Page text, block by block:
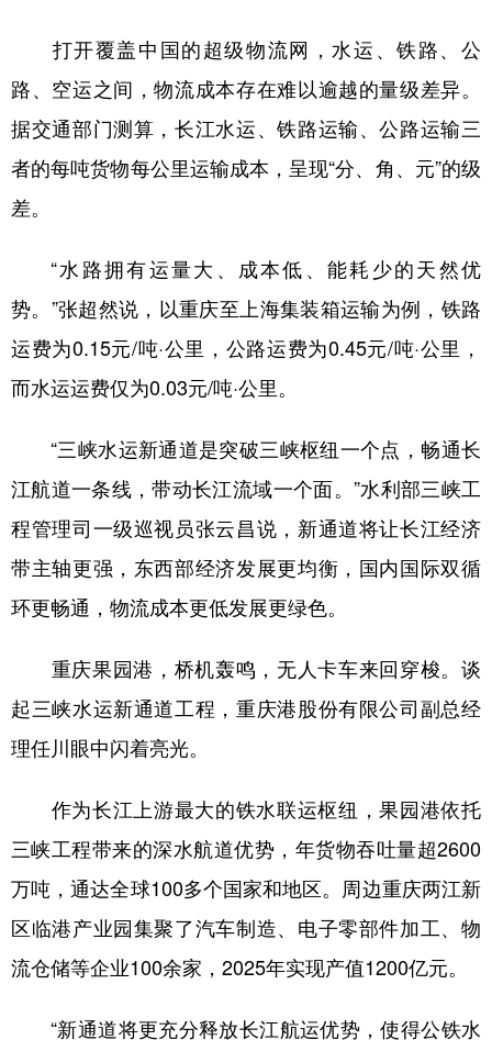
打开覆盖中国的超级物流网，水运、铁路、公
路、空运之间，物流成本存在难以逾越的量级差异。
据交通部门测算，长江水运、铁路运输、公路运输三
者的每吨货物每公里运输成本，呈现“分、角、元”的级
差。
“水路拥有运量大、成本低、能耗少的天然优
势。”张超然说，以重庆至上海集装箱运输为例，铁路
运费为0.15元/吨·公里，公路运费为0.45元/吨·公里，
而水运运费仅为0.03元/吨·公里。
“三峡水运新通道是突破三峡枢纽一个点，畅通长
江航道一条线，带动长江流域一个面。”水利部三峡工
程管理司一级巡视员张云昌说，新通道将让长江经济
带主轴更强，东西部经济发展更均衡，国内国际双循
环更畅通，物流成本更低发展更绿色。
重庆果园港，桥机轰鸣，无人卡车来回穿梭。谈
起三峡水运新通道工程，重庆港股份有限公司副总经
理任川眼中闪着亮光。
作为长江上游最大的铁水联运枢纽，果园港依托
三峡工程带来的深水航道优势，年货物吞吐量超2600
万吨，通达全球100多个国家和地区。周边重庆两江新
区临港产业园集聚了汽车制造、电子零部件加工、物
流仓储等企业100余家，2025年实现产值1200亿元。
“新通道将更充分释放长江航运优势，使得公铁水